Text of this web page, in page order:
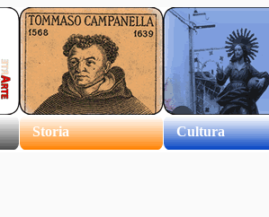
Storia Cultura